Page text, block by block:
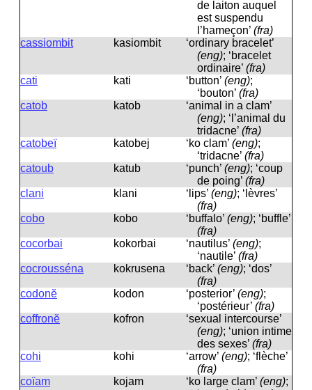
de laiton auquel
est suspendu
l’hameçon’ (fra)
cassiombit
kasiombit
‘ordinary bracelet’
(eng); ‘bracelet
ordinaire’ (fra)
cati
kati ‘button’ (eng);
‘bouton’ (fra)
catob
katob
‘animal in a clam’
(eng); ‘l’animal du
tridacne’ (fra)
catobeï
katobej ‘ko clam’ (eng);
‘tridacne’ (fra)
catoub
katub ‘punch’ (eng); ‘coup
de poing’ (fra)
clani
klani ‘lips’ (eng); ‘lèvres’
(fra)
cobo
kobo ‘buffalo’ (eng); ‘buffle’
(fra)
cocorbai
kokorbai ‘nautilus’ (eng);
‘nautile’ (fra)
cocrousséna
kokrusena ‘back’ (eng); ‘dos’
(fra)
codonĕ
kodon ‘posterior’ (eng);
‘postérieur’ (fra)
coffronĕ
kofron
‘sexual intercourse’
(eng); ‘union intime
des sexes’ (fra)
cohi
kohi ‘arrow’ (eng); ‘flèche’
(fra)
coïam
kojam ‘ko large clam’ (eng);